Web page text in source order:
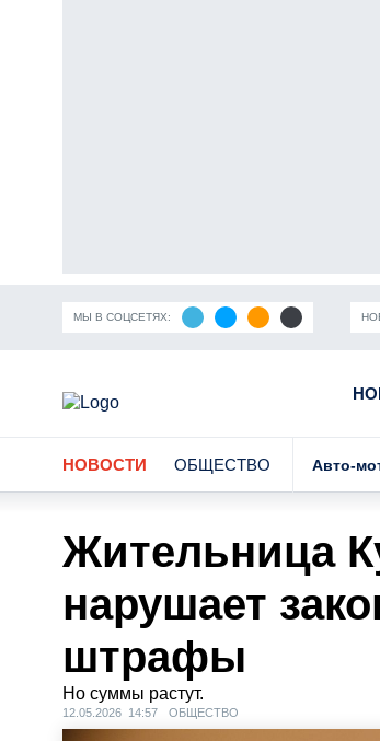
МЫ В СОЦСЕТЯХ:
Кузбасса Пандемия коронавирусной
НОВОСТИ ОБЩЕСТВО Авто-
Жительница
нарушает
штрафы
Но суммы растут.
12.05.2026 14:57 ОБЩЕСТВО